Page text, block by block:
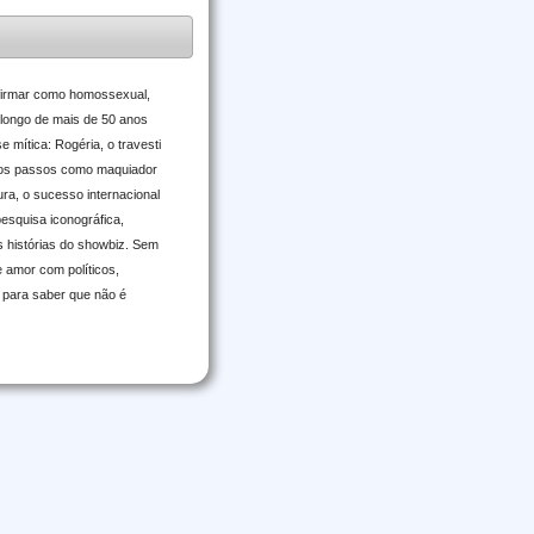
como homossexual,
de mais de 50 anos
mítica: Rogéria, o travesti
passos como maquiador
o sucesso internacional
iconográfica,
histórias do showbiz. Sem
com políticos,
saber que não é